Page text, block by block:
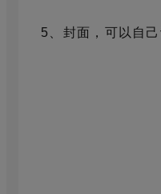
5、封面，可以自